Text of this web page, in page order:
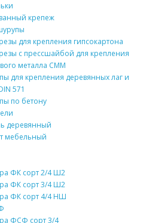
крепеж
для крепления гипсокартона
с прессшайбой для крепления
металла СММ
для крепления деревянных лаг и
571
по бетону
деревянный
мебельный
ФК сорт 2/4 Ш2
ФК сорт 3/4 Ш2
ФК сорт 4/4 НШ
ФСФ сорт 3/4